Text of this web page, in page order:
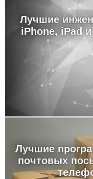
Лучшие
iPhone, iPad
Лучшие
почтовых